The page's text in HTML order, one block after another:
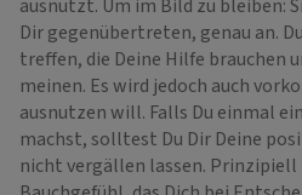
ausnutzt. Um im Bild zu bleiben:
Dir gegenübertreten, genau an.
treffen, die Deine Hilfe brauchen
meinen. Es wird jedoch auch
ausnutzen will. Falls Du einmal
machst, solltest Du Dir Deine
nicht vergällen lassen. Prinzipiell